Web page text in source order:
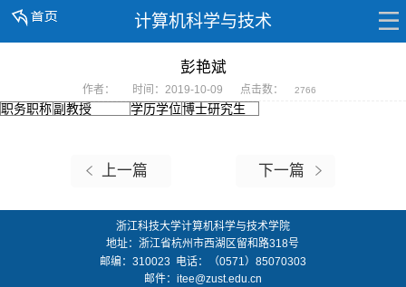
计算机科学与技术
彭艳斌
作者： 时间：2019-10-09 点击数： 2766
职务职称副教授 学历学位博士研究生
上一篇 下一篇
浙江科技大学计算机科学与技术学院
地址：浙江省杭州市西湖区留和路318号
邮编： 310023 电话：（0571）85070303
邮件： itee@zust.edu.cn